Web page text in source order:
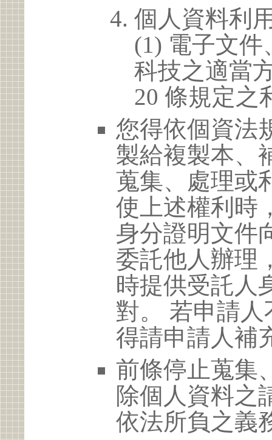
個人資料利
(1) 電子文
科技之適當
20 條規定之
您得依個資法
製給複製本、
蒐集、處理或
使上述權利時
身分證明文件
委託他人辦理
時提供受託人
對。 若申請
得請申請人補
前條停止蒐集
除個人資料之
依法所負之義